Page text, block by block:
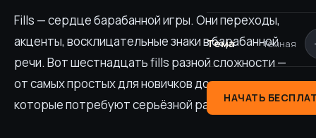
Тема Тёмная
НАЧАТЬ
Fills — сердце барабанной игры. Они переходы,
акценты, восклицательные знаки в барабанной
речи. Вот шестнадцать fills разной сложности —
от самых простых для новичков до паттернов,
которые потребуют серьёзной работы.